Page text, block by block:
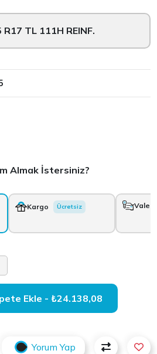
TL 111H REINF.
Almak İstersiniz?
Kargo Ücretsiz Vale
Sepete Ekle - ₺24.138,08
Yorum Yap